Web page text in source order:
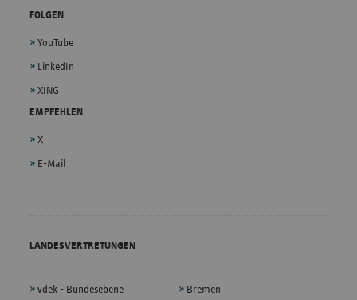
FOLGEN
YouTube
LinkedIn
XING
EMPFEHLEN
X
E-Mail
LANDESVERTRETUNGEN
vdek - Bundesebene Bremen